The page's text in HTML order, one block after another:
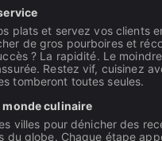
plats et servez vos clients
de gros pourboires et
? La rapidité. Le
Restez vif, cuisinez
tomberont toutes seules.
monde culinaire
villes pour dénicher des
du globe. Chaque étape